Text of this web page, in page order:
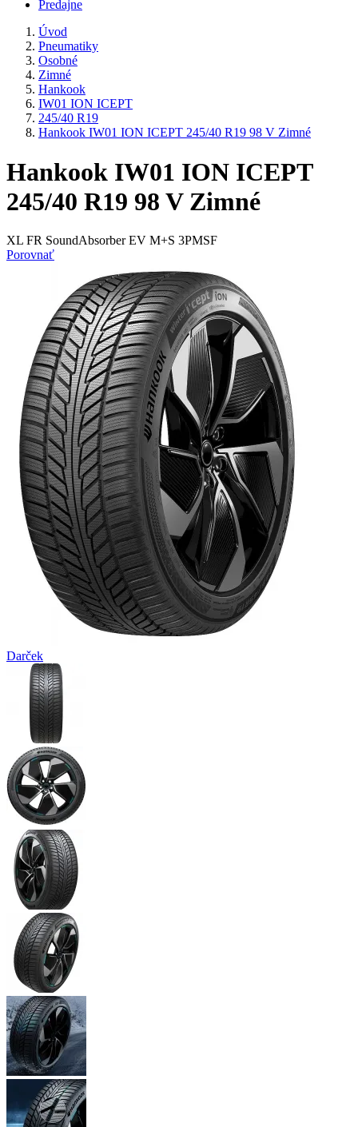
Predajne
Úvod
Pneumatiky
Osobné
Zimné
Hankook
IW01 ION ICEPT
245/40 R19
Hankook IW01 ION ICEPT 245/40 R19 98 V Zimné
Hankook IW01 ION ICEPT
245/40 R19 98 V Zimné
XL FR SoundAbsorber EV M+S 3PMSF
Porovnať
Darček